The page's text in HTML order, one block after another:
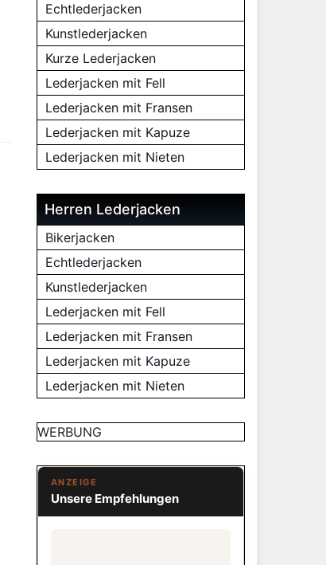
Echtlederjacken
Kunstlederjacken
Kurze Lederjacken
Lederjacken mit Fell
Lederjacken mit Fransen
Lederjacken mit Kapuze
Lederjacken mit Nieten
Herren Lederjacken
Bikerjacken
Echtlederjacken
Kunstlederjacken
Lederjacken mit Fell
Lederjacken mit Fransen
Lederjacken mit Kapuze
Lederjacken mit Nieten
WERBUNG
ANZEIGE
Unsere Empfehlungen